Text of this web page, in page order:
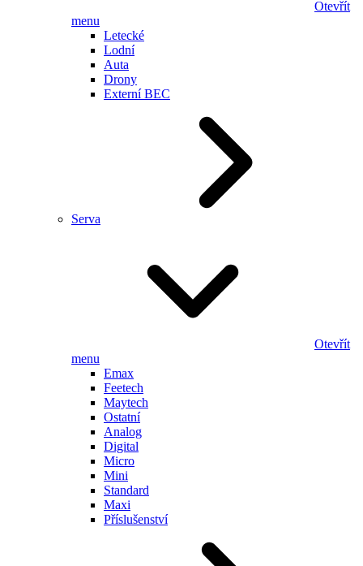
Otevřít
menu
Letecké
Lodní
Auta
Drony
Externí BEC
Serva
Otevřít
menu
Emax
Feetech
Maytech
Ostatní
Analog
Digital
Micro
Mini
Standard
Maxi
Příslušenství